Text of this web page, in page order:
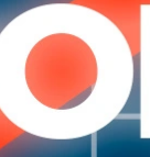
1 en stock